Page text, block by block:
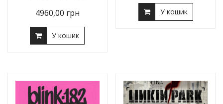
4960,00 грн
У кошик
У кошик